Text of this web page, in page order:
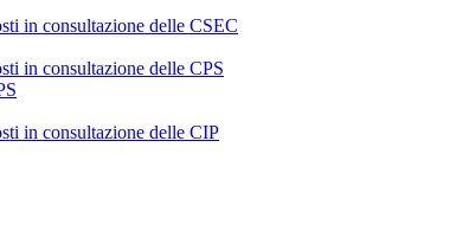
in consultazione delle CSEC
in consultazione delle CPS
in consultazione delle CIP